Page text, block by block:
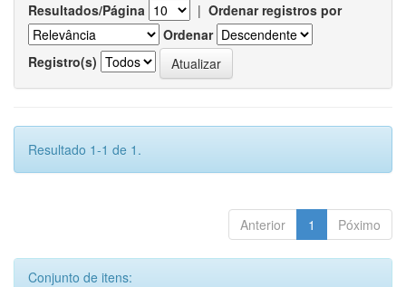
Resultados/Página | Ordenar registros por
Ordenar
Registro(s)
Resultado 1-1 de 1.
Anterior 1 Póximo
Conjunto de itens: